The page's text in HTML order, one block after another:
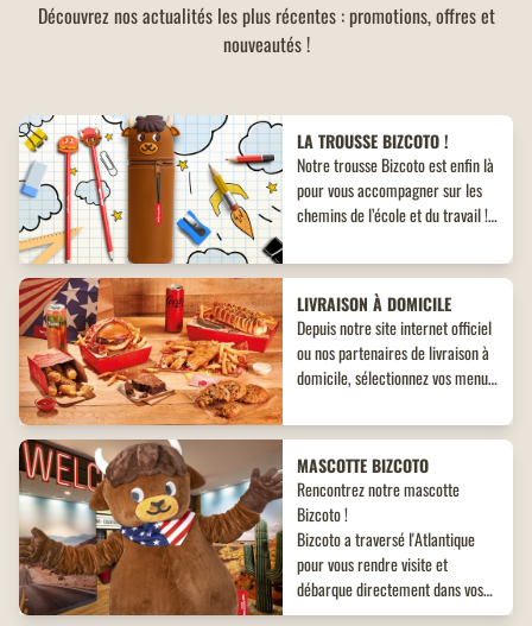
Découvrez nos actualités les plus récentes : promotions, offres et
nouveautés !
LA TROUSSE BIZCOTO !
Notre trousse Bizcoto est enfin là
pour vous accompagner sur les
chemins de l’école et du travail !
inédit à ne pas manquer !
LIVRAISON À DOMICILE
Depuis notre site internet officiel
ou nos partenaires de livraison à
domicile, sélectionnez vos menus,
desserts. Un large choix de plats
envies !
MASCOTTE BIZCOTO
Rencontrez notre mascotte
Bizcoto !
Bizcoto a traversé l'Atlantique
pour vous rendre visite et
débarque directement dans vos
restaurants Buffalo Grill*! Venez